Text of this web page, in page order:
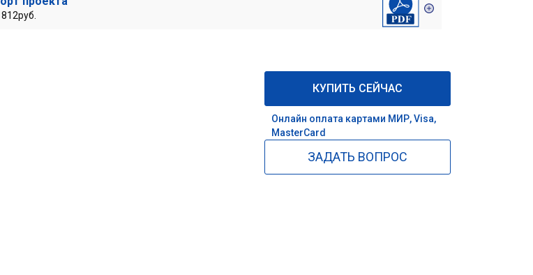
КУПИТЬ СЕЙЧАС
Онлайн оплата картами МИР, Visa,
MasterCard
ЗАДАТЬ ВОПРОС